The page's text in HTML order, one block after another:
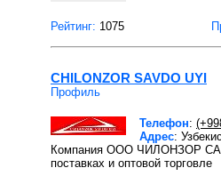
Рейтинг: 1075
CHILONZOR SAVDO UYI
Профиль
Телефон:
Адрес:
Компания ООО ЧИЛОНЗОР
поставках и оптовой торговле